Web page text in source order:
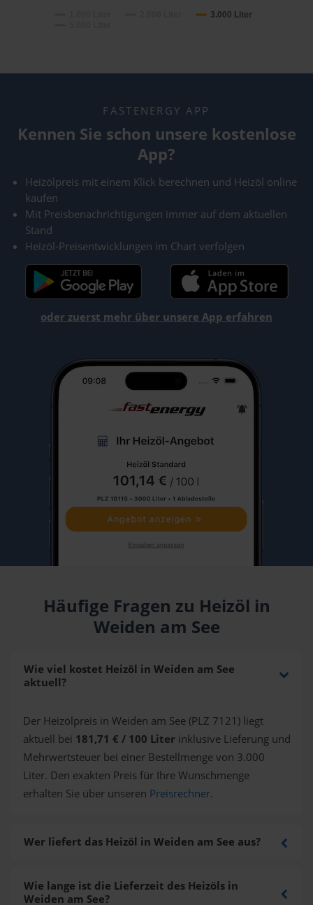
3.000 Liter
FASTENERGY APP
Kennen Sie schon unsere kostenlose
App?
Heizölpreis mit einem Klick berechnen und Heizöl online
kaufen
Mit Preisbenachrichtigungen immer auf dem aktuellen
Stand
Heizöl-Preisentwicklungen im Chart verfolgen
oder zuerst mehr über unsere App erfahren
Häufige Fragen zu Heizöl in
Weiden am See
Wie viel kostet Heizöl in Weiden am See
aktuell?
Der Heizölpreis in Weiden am See (PLZ 7121) liegt
aktuell bei 181,71 € / 100 Liter inklusive Lieferung und
Mehrwertsteuer bei einer Bestellmenge von 3.000
Liter. Den exakten Preis für Ihre Wunschmenge
erhalten Sie über unseren Preisrechner.
Wer liefert das Heizöl in Weiden am See aus?
Wie lange ist die Lieferzeit des Heizöls in
Weiden am See?